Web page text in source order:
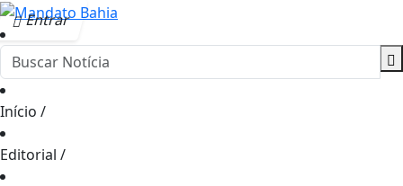
Entrar
Início /
Editorial /